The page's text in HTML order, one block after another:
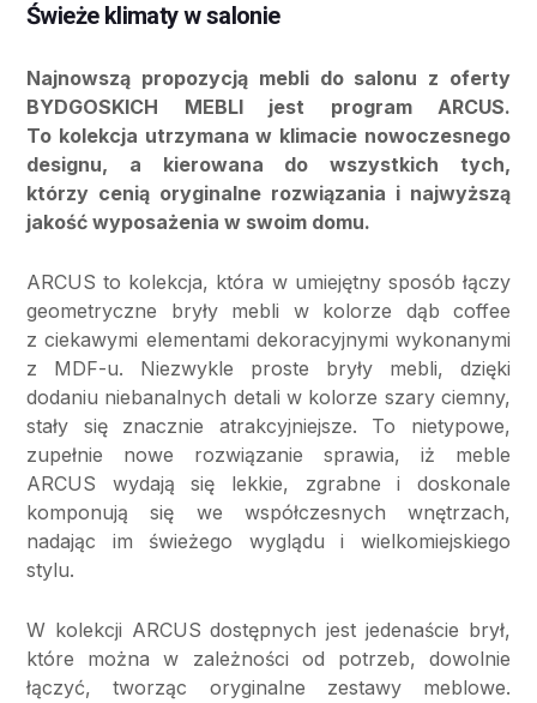
Świeże klimaty w salonie
Najnowszą propozycją mebli do salonu z oferty
BYDGOSKICH MEBLI jest program ARCUS.
To kolekcja utrzymana w klimacie nowoczesnego
designu, a kierowana do wszystkich tych,
którzy cenią oryginalne rozwiązania i najwyższą
jakość wyposażenia w swoim domu.
ARCUS to kolekcja, która w umiejętny sposób łączy
geometryczne bryły mebli w kolorze dąb coffee
z ciekawymi elementami dekoracyjnymi wykonanymi
z MDF-u. Niezwykle proste bryły mebli, dzięki
dodaniu niebanalnych detali w kolorze szary ciemny,
stały się znacznie atrakcyjniejsze. To nietypowe,
zupełnie nowe rozwiązanie sprawia, iż meble
ARCUS wydają się lekkie, zgrabne i doskonale
komponują się we współczesnych wnętrzach,
nadając im świeżego wyglądu i wielkomiejskiego
stylu.
W kolekcji ARCUS dostępnych jest jedenaście brył,
które można w zależności od potrzeb, dowolnie
łączyć, tworząc oryginalne zestawy meblowe.